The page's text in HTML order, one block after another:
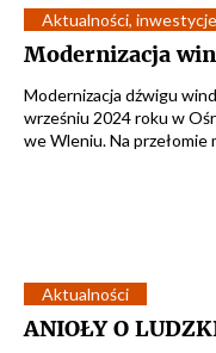
Aktualności, inwestycje
Modernizacja
Modernizacja dźwigu
wrześniu 2024 roku w
we Wleniu. Na przełomie
Aktualności
ANIOŁY O